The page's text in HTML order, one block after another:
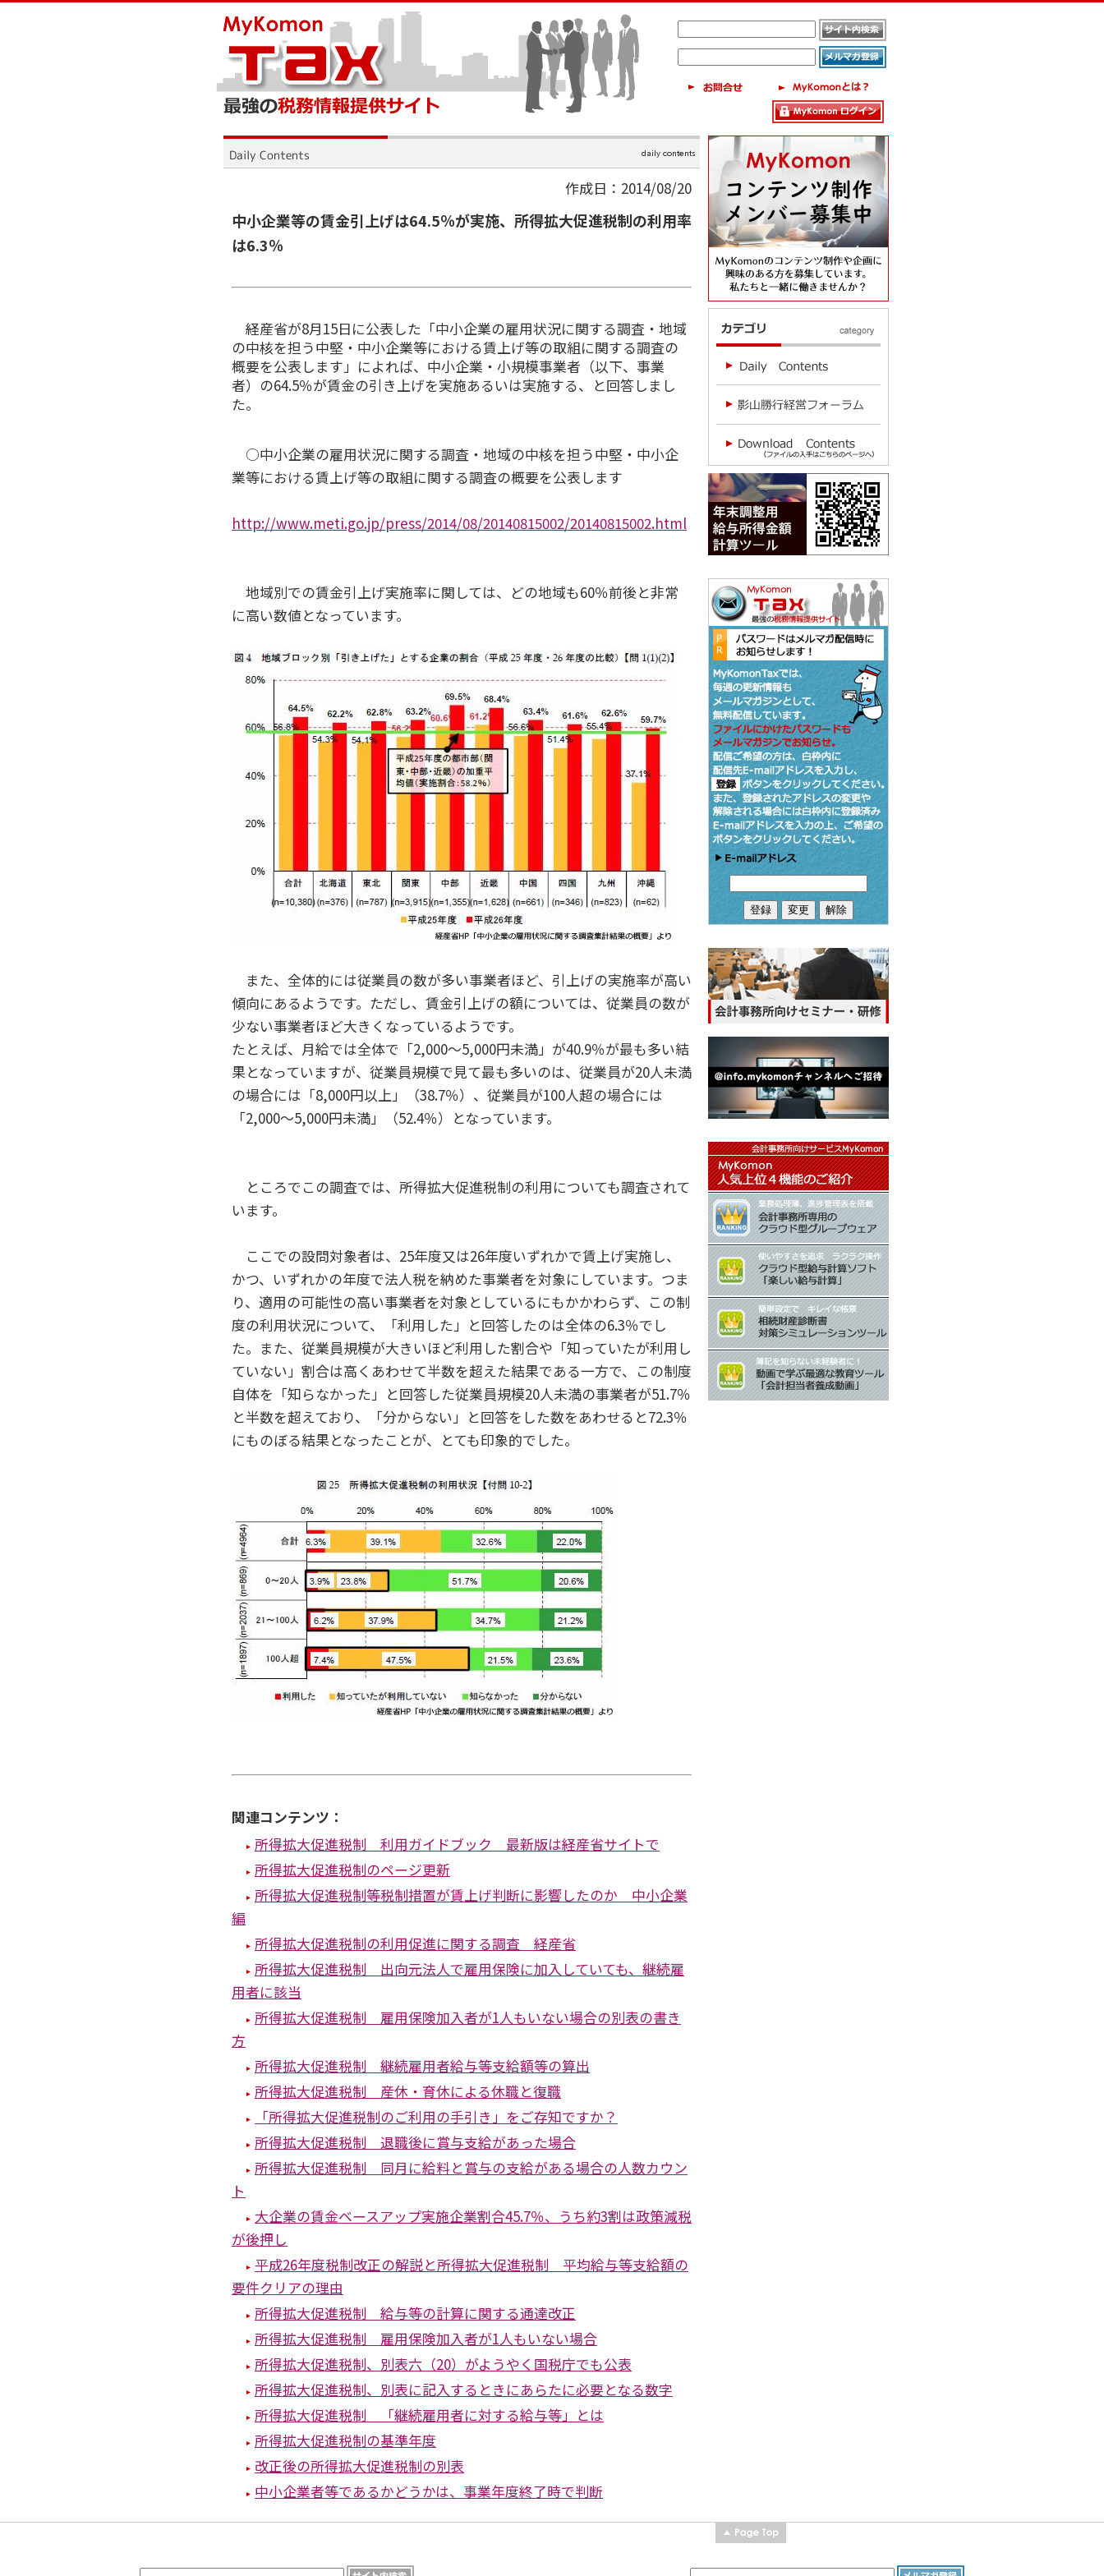
作成日：2014/08/20
中小企業等の賃金引上げは64.5％が実施、所得拡大促進税制の利用率
は6.3％
経産省が8月15日に公表した「中小企業の雇用状況に関する調査・地域
の中核を担う中堅・中小企業等における賃上げ等の取組に関する調査の
概要を公表します」によれば、中小企業・小規模事業者（以下、事業
者）の64.5％が賃金の引き上げを実施あるいは実施する、と回答しまし
た。
○中小企業の雇用状況に関する調査・地域の中核を担う中堅・中小企
業等における賃上げ等の取組に関する調査の概要を公表します
http://www.meti.go.jp/press/2014/08/20140815002/20140815002.html
地域別での賃金引上げ実施率に関しては、どの地域も60％前後と非常
に高い数値となっています。
また、全体的には従業員の数が多い事業者ほど、引上げの実施率が高い
傾向にあるようです。ただし、賃金引上げの額については、従業員の数が
少ない事業者ほど大きくなっているようです。
たとえば、月給では全体で「2,000～5,000円未満」が40.9％が最も多い結
果となっていますが、従業員規模で見て最も多いのは、従業員が20人未満
の場合には「8,000円以上」（38.7％）、従業員が100人超の場合には
「2,000～5,000円未満」（52.4％）となっています。
ところでこの調査では、所得拡大促進税制の利用についても調査されて
います。
ここでの設問対象者は、25年度又は26年度いずれかで賃上げ実施し、
かつ、いずれかの年度で法人税を納めた事業者を対象にしています。つま
り、適用の可能性の高い事業者を対象としているにもかかわらず、この制
度の利用状況について、「利用した」と回答したのは全体の6.3％でし
た。また、従業員規模が大きいほど利用した割合や「知っていたが利用し
ていない」割合は高くあわせて半数を超えた結果である一方で、この制度
自体を「知らなかった」と回答した従業員規模20人未満の事業者が51.7％
と半数を超えており、「分からない」と回答をした数をあわせると72.3％
にものぼる結果となったことが、とても印象的でした。
関連コンテンツ：
所得拡大促進税制 利用ガイドブック 最新版は経産省サイトで
所得拡大促進税制のページ更新
所得拡大促進税制等税制措置が賃上げ判断に影響したのか 中小企業
編
所得拡大促進税制の利用促進に関する調査 経産省
所得拡大促進税制 出向元法人で雇用保険に加入していても、継続雇
用者に該当
所得拡大促進税制 雇用保険加入者が1人もいない場合の別表の書き
方
所得拡大促進税制 継続雇用者給与等支給額等の算出
所得拡大促進税制 産休・育休による休職と復職
「所得拡大促進税制のご利用の手引き」をご存知ですか？
所得拡大促進税制 退職後に賞与支給があった場合
所得拡大促進税制 同月に給料と賞与の支給がある場合の人数カウン
ト
大企業の賃金ベースアップ実施企業割合45.7％、うち約3割は政策減税
が後押し
平成26年度税制改正の解説と所得拡大促進税制 平均給与等支給額の
要件クリアの理由
所得拡大促進税制 給与等の計算に関する通達改正
所得拡大促進税制 雇用保険加入者が1人もいない場合
所得拡大促進税制、別表六（20）がようやく国税庁でも公表
所得拡大促進税制、別表に記入するときにあらたに必要となる数字
所得拡大促進税制 「継続雇用者に対する給与等」とは
所得拡大促進税制の基準年度
改正後の所得拡大促進税制の別表
中小企業者等であるかどうかは、事業年度終了時で判断